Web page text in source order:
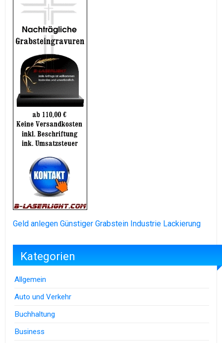
Geld anlegen Günstiger Grabstein Industrie Lackierung
Kategorien
Allgemein
Auto und Verkehr
Buchhaltung
Business